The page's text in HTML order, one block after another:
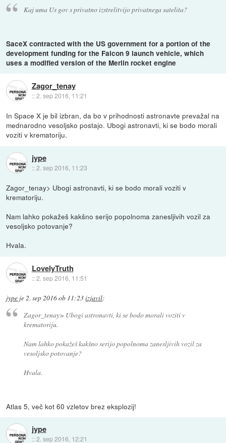
Kaj uma Us gov s privatno izstrelitvijo privatnega satelita?
SaceX contracted with the US government for a portion of the
development funding for the Falcon 9 launch vehicle, which
uses a modified version of the Merlin rocket engine
Zagor_tenay
::2. sep 2016, 11:21
In Space X je bil izbran, da bo v prihodnosti astronavte prevažal na
mednarodno vesoljsko postajo. Ubogi astronavti, ki se bodo morali
voziti v krematoriju.
jype
::2. sep 2016, 11:23
Zagor_tenay> Ubogi astronavti, ki se bodo morali voziti v
krematoriju.
Nam lahko pokažeš kakšno serijo popolnoma zanesljivih vozil za
vesoljsko potovanje?
Hvala.
LovelyTruth
::2. sep 2016, 11:51
jype je2. sep 2016 ob 11:23izjavil:
Zagor_tenay> Ubogi astronavti, ki se bodo morali voziti v
krematoriju.
Nam lahko pokažeš kakšno serijo popolnoma zanesljivih vozil za
vesoljsko potovanje?
Hvala.
Atlas 5, več kot 60 vzletov brez eksplozij!
jype
::2. sep 2016, 12:21